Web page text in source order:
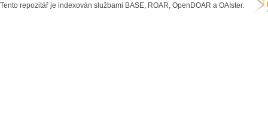
Tento repozitář je indexován službami BASE, ROAR, OpenDOAR a OAIster.